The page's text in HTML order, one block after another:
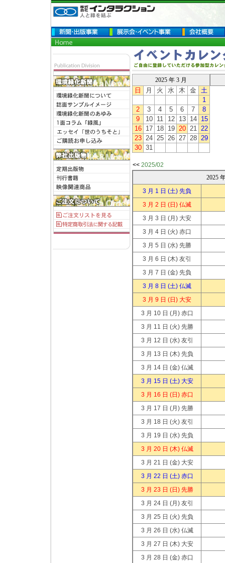
2025 年 3 月
日 月 火 水 木 金
土
1
2
3 4 5 6 7
8
9
10 11 12 13 14
15
16
17 18 19 20 21 22
23 24 25 26 27 28 29
30 31
<< 2025/02
2025
3 月 1 日 (土) 先負
3 月 2 日 (日) 仏滅
3 月 3 日 (月) 大安
3 月 4 日 (火) 赤口
3 月 5 日 (水) 先勝
3 月 6 日 (木) 友引
3 月 7 日 (金) 先負
3 月 8 日 (土) 仏滅
3 月 9 日 (日) 大安
3 月 10 日 (月) 赤口
3 月 11 日 (火) 先勝
3 月 12 日 (水) 友引
3 月 13 日 (木) 先負
3 月 14 日 (金) 仏滅
3 月 15 日 (土) 大安
3 月 16 日 (日) 赤口
3 月 17 日 (月) 先勝
3 月 18 日 (火) 友引
3 月 19 日 (水) 先負
3 月 20 日 (木) 仏滅
3 月 21 日 (金) 大安
3 月 22 日 (土) 赤口
3 月 23 日 (日) 先勝
3 月 24 日 (月) 友引
3 月 25 日 (火) 先負
3 月 26 日 (水) 仏滅
3 月 27 日 (木) 大安
3 月 28 日 (金) 赤口